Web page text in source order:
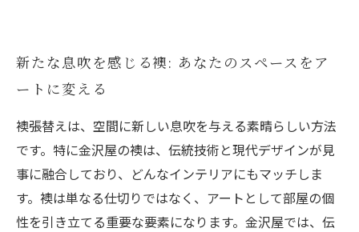
新たな息吹を感じる襖: あなたのスペースをア
ートに変える
襖張替えは、空間に新しい息吹を与える素晴らしい方法
です。特に金沢屋の襖は、伝統技術と現代デザインが見
事に融合しており、どんなインテリアにもマッチしま
す。襖は単なる仕切りではなく、アートとして部屋の個
性を引き立てる重要な要素になります。金沢屋では、伝